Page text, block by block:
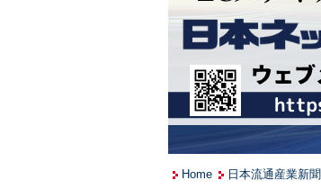
Home 日本流通産業新聞